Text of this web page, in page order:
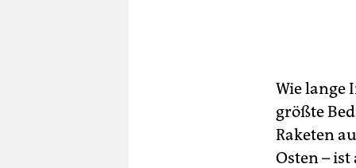
Wie lange
größte
Raketen
Osten –